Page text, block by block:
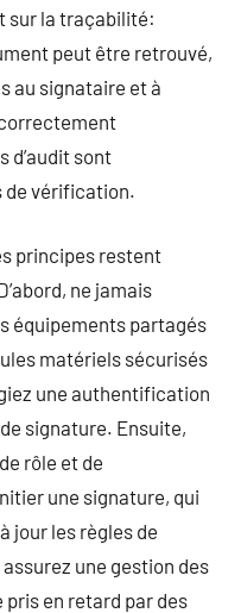
sur la traçabilité:
peut être retrouvé,
au signataire et à
d’audit sont
de vérification.
principes restent
ne jamais
équipements partagés
matériels sécurisés
une authentification
signature. Ensuite,
rôle et de
une signature, qui
jour les règles de
une gestion des
pris en retard par des